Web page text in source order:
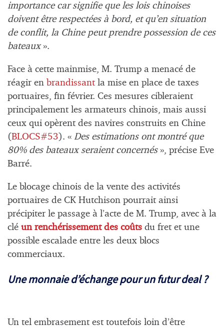
importance car signifie que les lois chinoises
doivent être respectées à bord, et qu’en situation
de conflit, la Chine peut prendre possession de ces
bateaux ».
Face à cette mainmise, M. Trump a menacé de
réagir en brandissantla mise en place de taxes
portuaires, fin février. Ces mesures cibleraient
principalement les armateurs chinois, mais aussi
ceux qui opèrent des navires construits en Chine
(BLOCS#53). « Des estimations ont montré que
80% des bateaux seraient concernés», précise Eve
Barré.
Le blocage chinois de la vente des activités
portuaires de CK Hutchison pourrait ainsi
précipiter le passage à l’acte de M. Trump, avec à la
clé un renchérissement des coûts du fret et une
possible escalade entre les deux blocs
commerciaux.
Une monnaie d’échange pour un futur deal ?
Un tel embrasement est toutefois loin d’être